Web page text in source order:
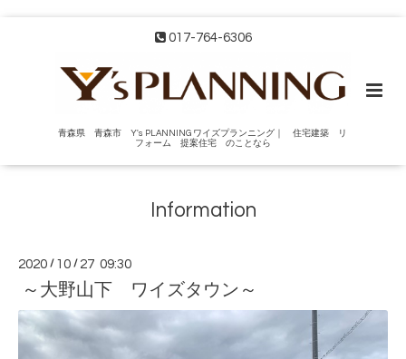
017-764-6306
青森県 青森市 Y's PLANNING ワイズプランニング｜ 住宅建築 リ
フォーム 提案住宅 のことなら
Information
2020 / 10 / 27 09:30
～大野山下 ワイズタウン～